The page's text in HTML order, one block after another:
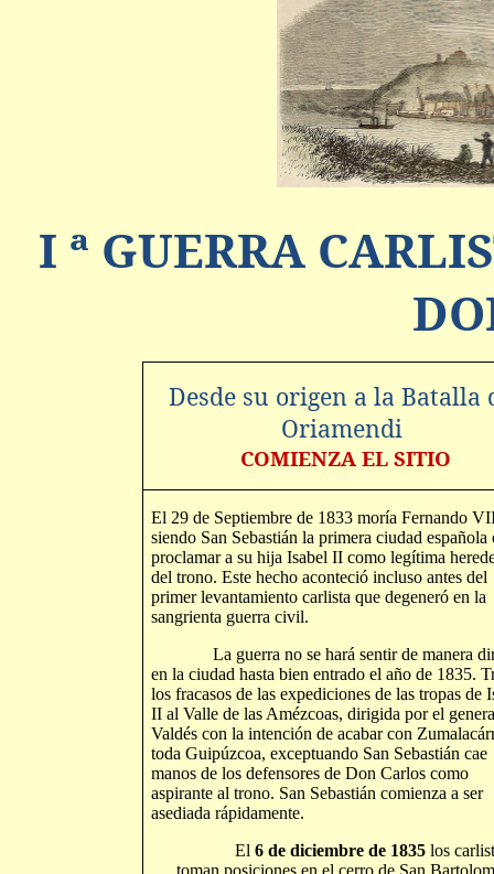
I ª GUERRA
Desde su origen a la Batalla
Oriamendi
COMIENZA EL SITIO
El 29 de Septiembre de 1833 moría Fernando
siendo San Sebastián la primera ciudad española
proclamar a su hija Isabel II como legítima
del trono. Este hecho aconteció incluso antes del
primer levantamiento carlista que degeneró en la
sangrienta guerra civil.
La guerra no se hará sentir de manera
en la ciudad hasta bien entrado el año de 1835.
los fracasos de las expediciones de las tropas de
II al Valle de las Amézcoas, dirigida por el
Valdés con la intención de acabar con
toda Guipúzcoa, exceptuando San Sebastián
manos de los defensores de Don Carlos como
aspirante al trono. San Sebastián comienza a ser
asediada rápidamente.
El 6 de diciembre de 1835 los
toman posiciones en el cerro de San